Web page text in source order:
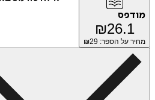
מודפס
₪26.1
מחיר על הספר: ₪ 29